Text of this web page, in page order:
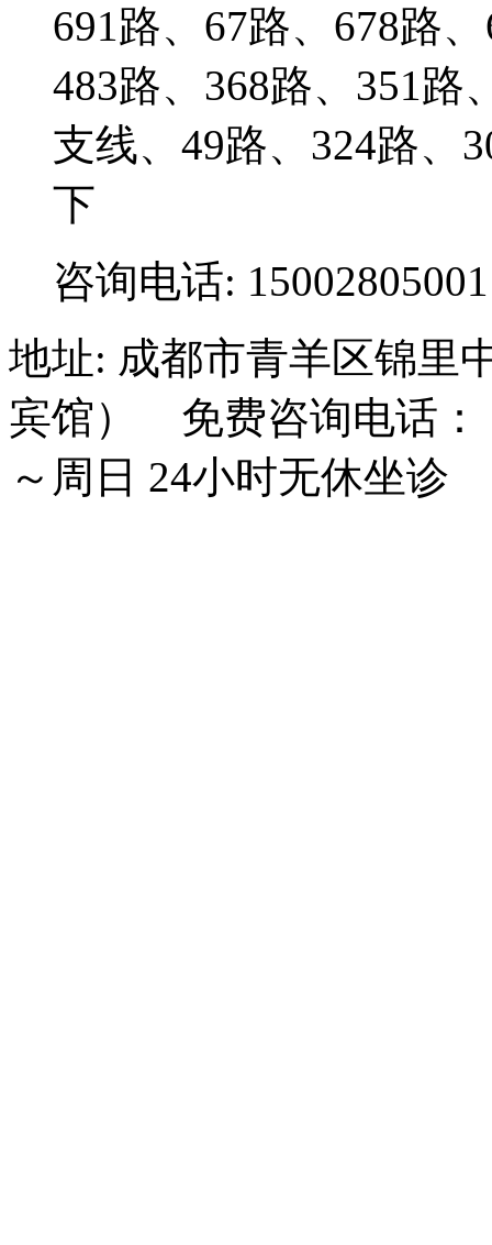
691路、67路、678路
483路、368路、351路
支线、49路、324路、
下
咨询电话: 15002805001
地址: 成都市青羊区锦里
宾馆） 免费咨询电话：
～周日 24小时无休坐诊